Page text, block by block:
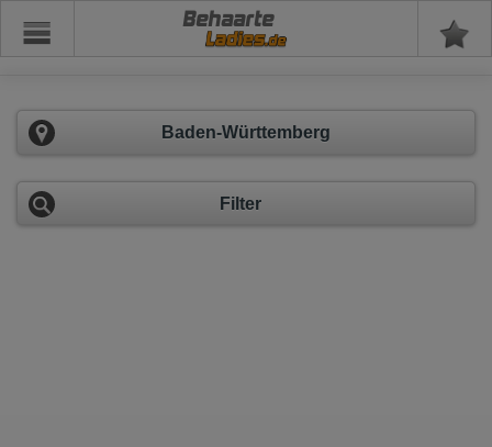
Behaarte
Baden-Württemberg
Filter